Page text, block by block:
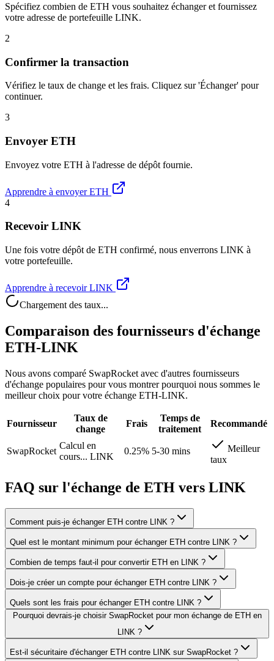
Spécifiez combien de ETH vous souhaitez échanger et fournissez
votre adresse de portefeuille LINK.
2
Confirmer la transaction
Vérifiez le taux de change et les frais. Cliquez sur 'Échanger' pour
continuer.
3
Envoyer ETH
Envoyez votre ETH à l'adresse de dépôt fournie.
Apprendre à envoyer ETH
4
Recevoir LINK
Une fois votre dépôt de ETH confirmé, nous enverrons LINK à
votre portefeuille.
Apprendre à recevoir LINK
Chargement des taux...
Comparaison des fournisseurs d'échange
ETH-LINK
Nous avons comparé SwapRocket avec d'autres fournisseurs
d'échange populaires pour vous montrer pourquoi nous sommes le
meilleur choix pour votre échange ETH-LINK.
Fournisseur
Taux de
change
Frais
Temps de
traitement
Recommandé
SwapRocket
Calcul en
cours... LINK
0.25% 5-30 mins
Meilleur
taux
FAQ sur l'échange de ETH vers LINK
Comment puis-je échanger ETH contre LINK ?
Quel est le montant minimum pour échanger ETH contre LINK ?
Combien de temps faut-il pour convertir ETH en LINK ?
Dois-je créer un compte pour échanger ETH contre LINK ?
Quels sont les frais pour échanger ETH contre LINK ?
Pourquoi devrais-je choisir SwapRocket pour mon échange de ETH en
LINK ?
Est-il sécuritaire d'échanger ETH contre LINK sur SwapRocket ?